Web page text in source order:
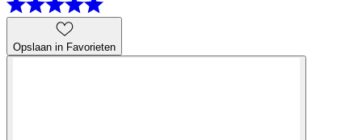
Opslaan in Favorieten